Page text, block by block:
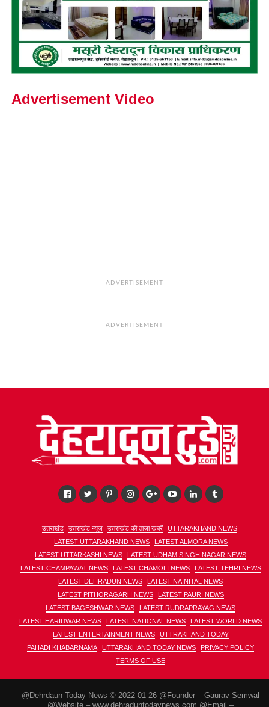
Advertisement Video
ADVERTISEMENT
ADVERTISEMENT
उत्तराखंड उत्तराखंड न्यूज़ उत्तराखंड की ताज़ा खबरें
UTTARAKHAND NEWS
LATEST UTTARAKHAND NEWS
LATEST ALMORA NEWS
LATEST UTTARKASHI NEWS
LATEST UDHAM SINGH NAGAR NEWS
LATEST CHAMPAWAT NEWS
LATEST CHAMOLI NEWS
LATEST TEHRI NEWS
LATEST DEHRADUN NEWS
LATEST NAINITAL NEWS
LATEST PITHORAGARH NEWS
LATEST PAURI NEWS
LATEST BAGESHWAR NEWS
LATEST RUDRAPRAYAG NEWS
LATEST HARIDWAR NEWS
LATEST NATIONAL NEWS
LATEST WORLD NEWS
LATEST ENTERTAINMENT NEWS
UTTRAKHAND TODAY
PAHADI KHABARNAMA
UTTARAKHAND TODAY NEWS
PRIVACY POLICY
TERMS OF USE
@Dehrdaun Today News © 2022-01-26 @Founder – Gaurav Semwal
@Website – www.dehraduntodaynews.com @Email –